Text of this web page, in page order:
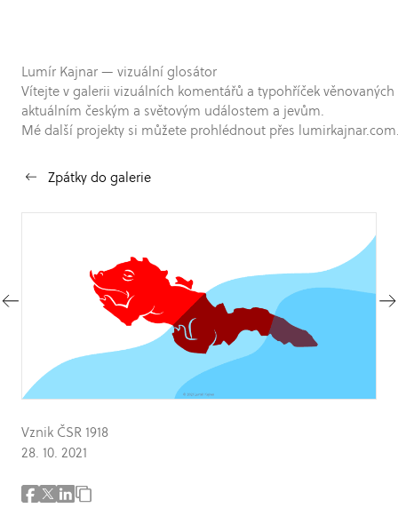
Lumír Kajnar — vizuální glosátor
Vítejte v galerii vizuálních komentářů a typohříček věnovaných
aktuálním českým a světovým událostem a jevům.
Mé další projekty si můžete prohlédnout přes
Zpátky do galerie
Vznik ČSR 1918
28. 10. 2021